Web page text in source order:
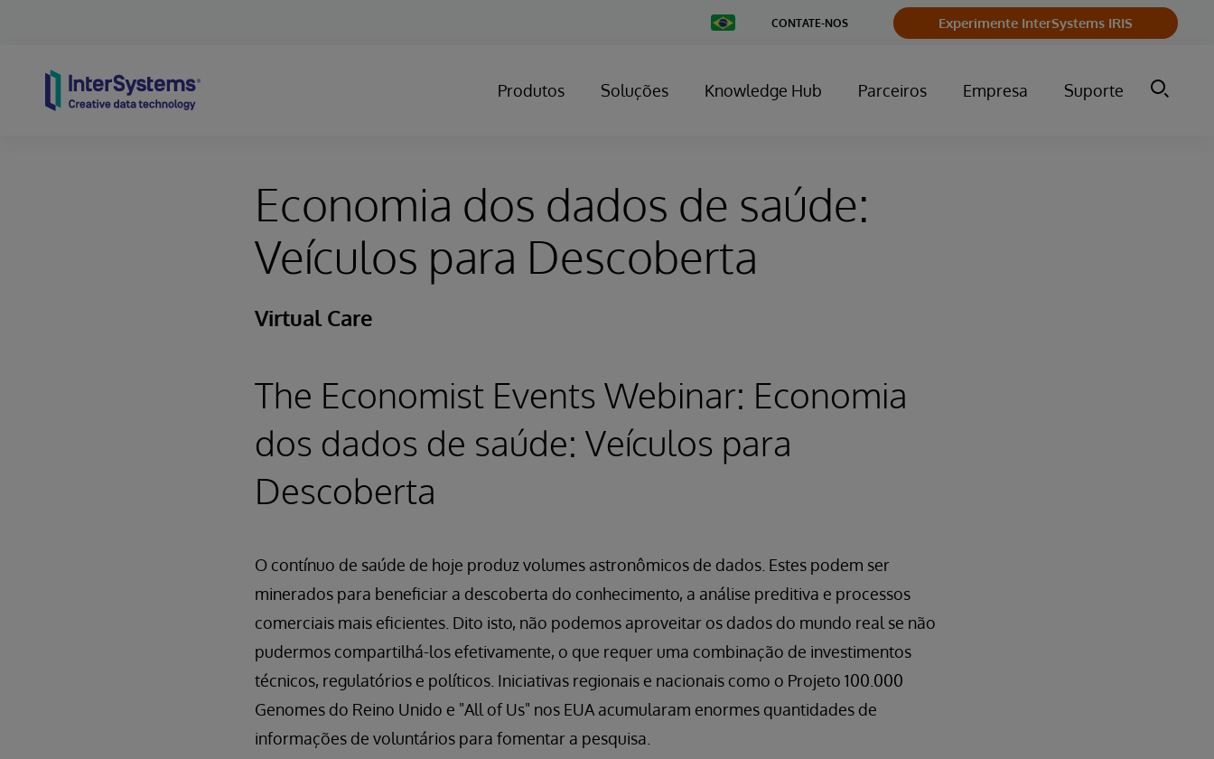
Change
Country
CONTATE-NOS Experimente InterSystems IRIS
Produtos Soluções Knowledge Hub Parceiros Empresa Suporte
Economia dos dados de saúde:
Veículos para Descoberta
Virtual Care
The Economist Events Webinar: Economia
dos dados de saúde: Veículos para
Descoberta
O contínuo de saúde de hoje produz volumes astronômicos de dados. Estes podem ser
minerados para beneficiar a descoberta do conhecimento, a análise preditiva e processos
comerciais mais eficientes. Dito isto, não podemos aproveitar os dados do mundo real se não
pudermos compartilhá-los efetivamente, o que requer uma combinação de investimentos
técnicos, regulatórios e políticos. Iniciativas regionais e nacionais como o Projeto 100.000
Genomes do Reino Unido e "All of Us" nos EUA acumularam enormes quantidades de
informações de voluntários para fomentar a pesquisa.